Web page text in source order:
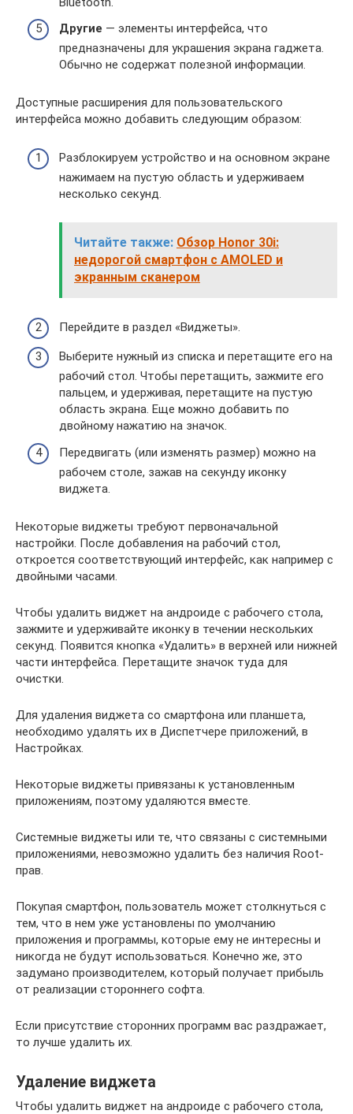
Другие — элементы интерфейса, что
предназначены для украшения экрана гаджета.
Обычно не содержат полезной информации.
Доступные расширения для пользовательского
интерфейса можно добавить следующим образом:
Разблокируем устройство и на основном экране
нажимаем на пустую область и удерживаем
несколько секунд.
Читайте также: Обзор Honor 30i:
недорогой смартфон с AMOLED и
экранным сканером
Перейдите в раздел «Виджеты».
Выберите нужный из списка и перетащите его на
рабочий стол. Чтобы перетащить, зажмите его
пальцем, и удерживая, перетащите на пустую
область экрана. Еще можно добавить по
двойному нажатию на значок.
Передвигать (или изменять размер) можно на
рабочем столе, зажав на секунду иконку
виджета.
Некоторые виджеты требуют первоначальной
настройки. После добавления на рабочий стол,
откроется соответствующий интерфейс, как например с
двойными часами.
Чтобы удалить виджет на андроиде с рабочего стола,
зажмите и удерживайте иконку в течении нескольких
секунд. Появится кнопка «Удалить» в верхней или нижней
части интерфейса. Перетащите значок туда для
очистки.
Для удаления виджета со смартфона или планшета,
необходимо удалять их в Диспетчере приложений, в
Настройках.
Некоторые виджеты привязаны к установленным
приложениям, поэтому удаляются вместе.
Системные виджеты или те, что связаны с системными
приложениями, невозможно удалить без наличия Root-
прав.
Покупая смартфон, пользователь может столкнуться с
тем, что в нем уже установлены по умолчанию
приложения и программы, которые ему не интересны и
никогда не будут использоваться. Конечно же, это
задумано производителем, который получает прибыль
от реализации стороннего софта.
Если присутствие сторонних программ вас раздражает,
то лучше удалить их.
Удаление виджета
Чтобы удалить виджет на андроиде с рабочего стола,